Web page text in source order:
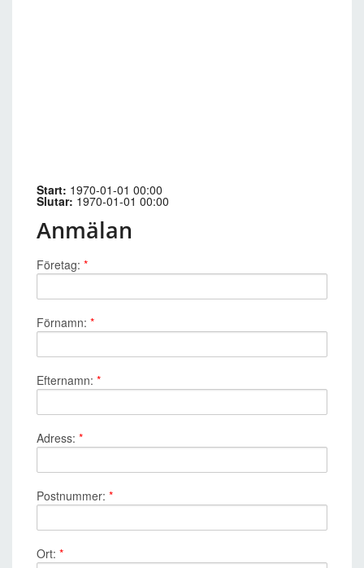
Start: 1970-01-01 00:00
Slutar: 1970-01-01 00:00
Anmälan
Företag: *
Förnamn: *
Efternamn: *
Adress: *
Postnummer: *
Ort: *